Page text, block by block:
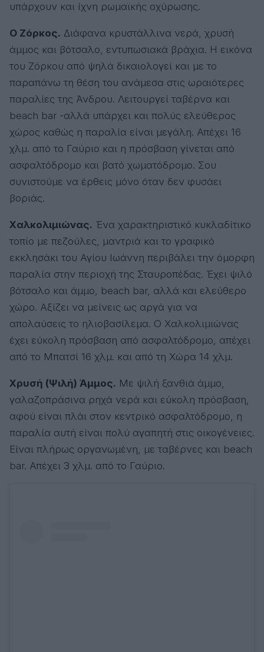
υπάρχουν και ίχνη ρωμαϊκής οχύρωσης.
Ο Ζόρκος. Διάφανα κρυστάλλινα νερά, χρυσή
άμμος και βότσαλο, εντυπωσιακά βράχια. Η εικόνα
του Ζόρκου από ψηλά δικαιολογεί και με το
παραπάνω τη θέση του ανάμεσα στις ωραιότερες
παραλίες της Άνδρου. Λειτουργεί ταβέρνα και
beach bar -αλλά υπάρχει και πολύς ελεύθερος
χώρος καθώς η παραλία είναι μεγάλη. Απέχει 16
χλμ. από το Γαύριο και η πρόσβαση γίνεται από
ασφαλτόδρομο και βατό χωματόδρομο. Σου
συνιστούμε να έρθεις μόνο όταν δεν φυσάει
βοριάς.
Χαλκολιμιώνας. Ένα χαρακτηριστικό κυκλαδίτικο
τοπίο με πεζούλες, μαντριά και το γραφικό
εκκλησάκι του Αγίου Ιωάννη περιβάλει την όμορφη
παραλία στην περιοχή της Σταυροπέδας. Έχει ψιλό
βότσαλο και άμμο, beach bar, αλλά και ελεύθερο
χώρο. Αξίζει να μείνεις ως αργά για να
απολαύσεις το ηλιοβασίλεμα. Ο Χαλκολιμιώνας
έχει εύκολη πρόσβαση από ασφαλτόδρομο, απέχει
από το Μπατσί 16 χλμ. και από τη Χώρα 14 χλμ.
Χρυσή (Ψιλή) Άμμος. Με ψιλή ξανθιά άμμο,
γαλαζοπράσινα ρηχά νερά και εύκολη πρόσβαση,
αφού είναι πλάι στον κεντρικό ασφαλτόδρομο, η
παραλία αυτή είναι πολύ αγαπητή στις οικογένειες.
Eίναι πλήρως οργανωμένη, με ταβέρνες και beach
bar. Απέχει 3 χλμ. από το Γαύριο.